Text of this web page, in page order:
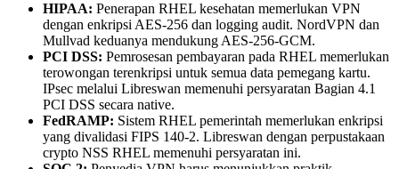
HIPAA: Penerapan RHEL kesehatan memerlukan VPN
dengan enkripsi AES-256 dan logging audit. NordVPN dan
Mullvad keduanya mendukung AES-256-GCM.
PCI DSS: Pemrosesan pembayaran pada RHEL memerlukan
terowongan terenkripsi untuk semua data pemegang kartu.
IPsec melalui Libreswan memenuhi persyaratan Bagian 4.1
PCI DSS secara native.
FedRAMP: Sistem RHEL pemerintah memerlukan enkripsi
yang divalidasi FIPS 140-2. Libreswan dengan perpustakaan
crypto NSS RHEL memenuhi persyaratan ini.